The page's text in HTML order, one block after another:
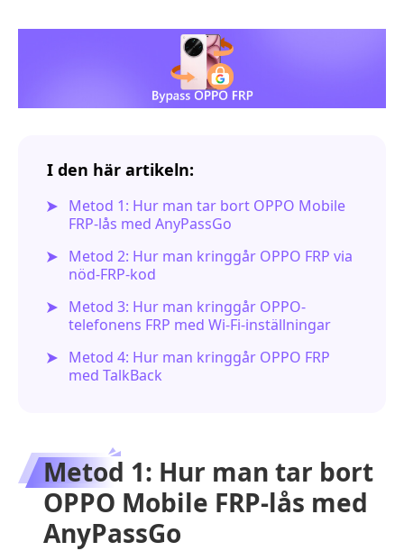
I den här artikeln:
Metod 1: Hur man tar bort OPPO Mobile
FRP-lås med AnyPassGo
Metod 2: Hur man kringgår OPPO FRP via
nöd-FRP-kod
Metod 3: Hur man kringgår OPPO-
telefonens FRP med Wi-Fi-inställningar
Metod 4: Hur man kringgår OPPO FRP
med TalkBack
Metod 1: Hur man tar bort
OPPO Mobile FRP-lås med
AnyPassGo